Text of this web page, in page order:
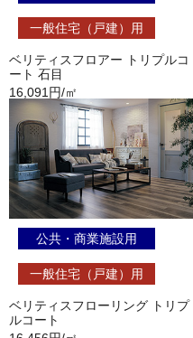
一般住宅（戸建）用
ベリティスフロアー トリプルコ
ート 石目
16,091円/㎡
公共・商業施設用
一般住宅（戸建）用
ベリティスフローリング トリプ
ルコート